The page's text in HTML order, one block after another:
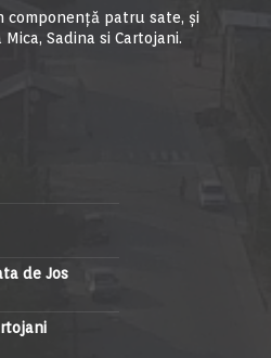
componență patru sate, și
Sadina si Cartojani.
de Jos